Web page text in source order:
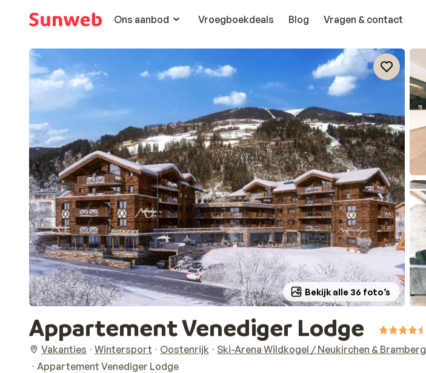
Ons aanbod
Vroegboekdeals Blog Vragen & contact
Bekijk alle 36 foto’s
Appartement Venediger Lodge
Vakanties Wintersport Oostenrijk Ski-Arena Wildkogel / Neukirchen & Bramberg
Appartement Venediger Lodge